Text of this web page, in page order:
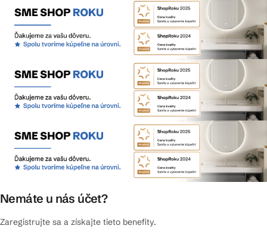
Nemáte u nás účet?
Zaregistrujte sa a získajte tieto benefity.